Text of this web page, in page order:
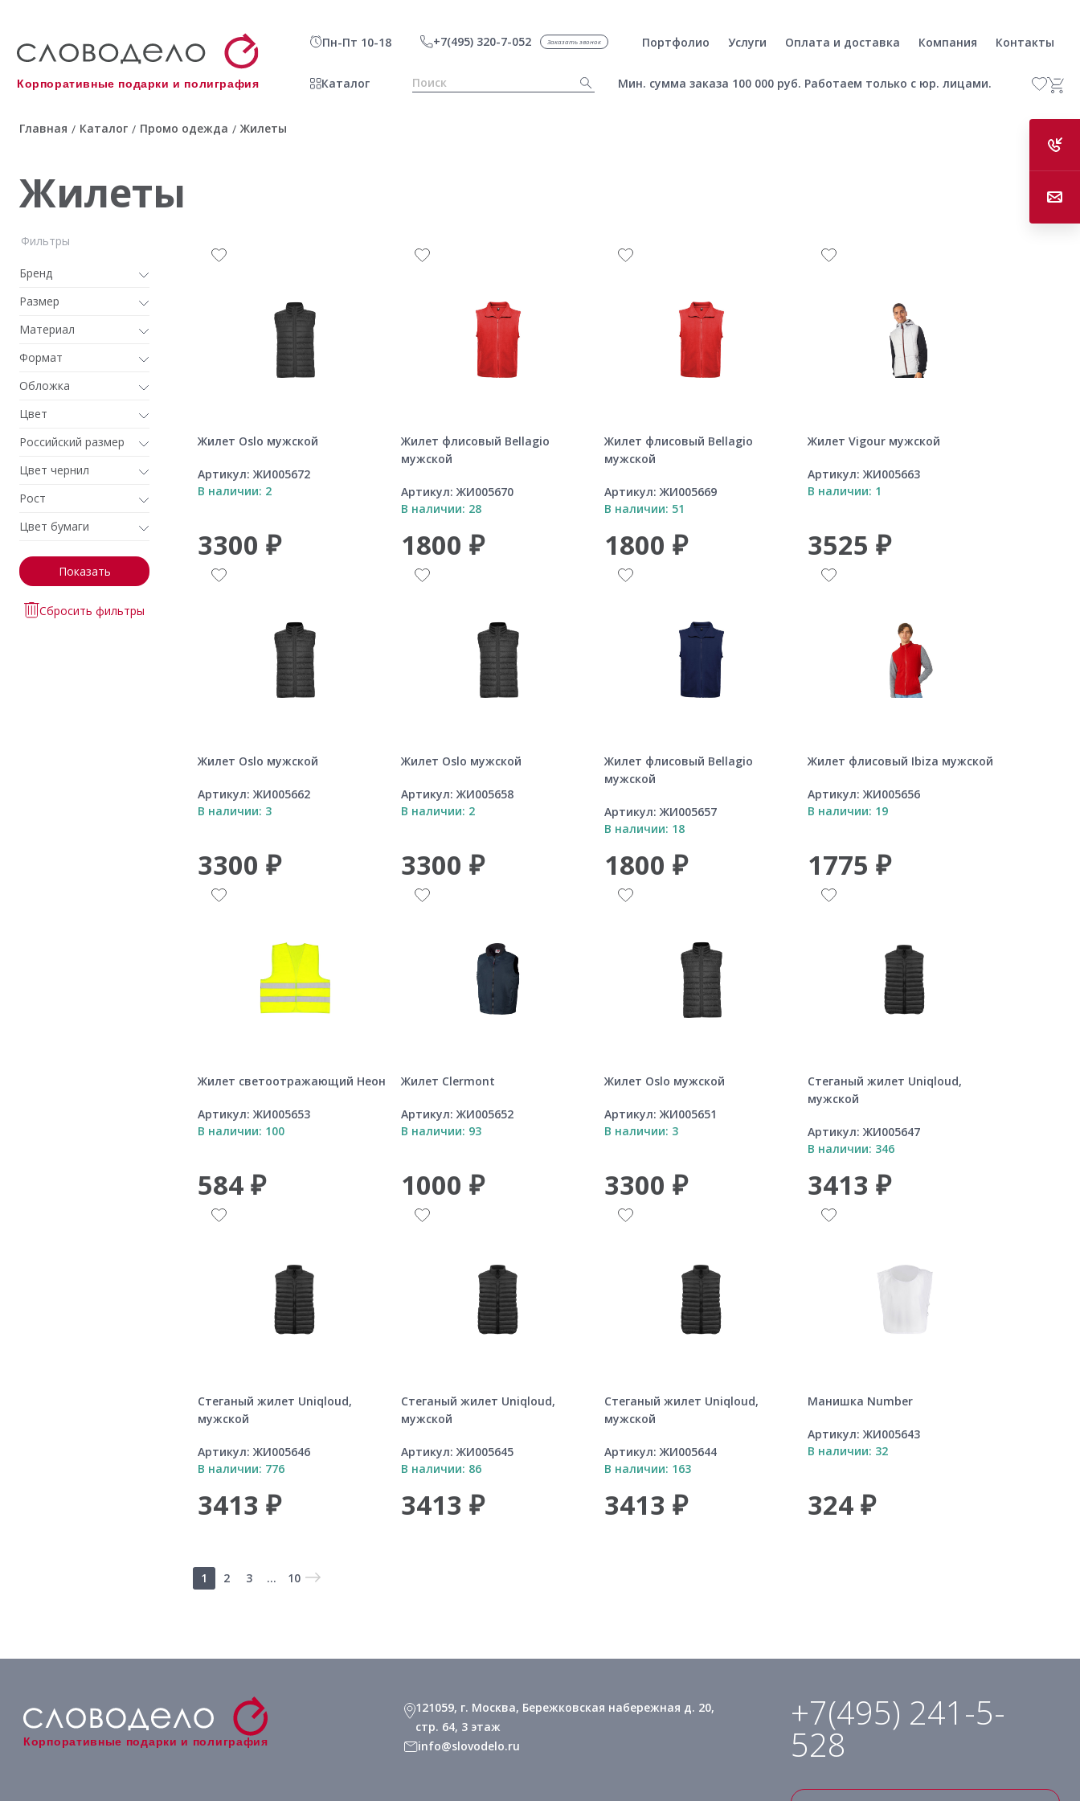
Корпоративные подарки и полиграфия
Пн-Пт 10-18 +7(495) 320-7-052 Заказать звонок Портфолио Услуги Оплата и доставка Компания Контакты
Каталог Мин. сумма заказа 100 000 руб. Работаем только с юр. лицами.
Главная / Каталог / Промо одежда / Жилеты
Жилеты
Фильтры
Бренд
Размер
Материал
Формат
Обложка
Цвет
Российский размер
Цвет чернил
Рост
Цвет бумаги
Показать
Сбросить фильтры
3300 ₽
Жилет Oslo мужской
Артикул:ЖИ005672
В наличии: 2
1800 ₽
Жилет флисовый Bellagio
мужской
Артикул:ЖИ005670
В наличии: 28
1800 ₽
Жилет флисовый Bellagio
мужской
Артикул:ЖИ005669
В наличии: 51
3525 ₽
Жилет Vigour мужской
Артикул:ЖИ005663
В наличии: 1
3300 ₽
Жилет Oslo мужской
Артикул:ЖИ005662
В наличии: 3
3300 ₽
Жилет Oslo мужской
Артикул:ЖИ005658
В наличии: 2
1800 ₽
Жилет флисовый Bellagio
мужской
Артикул:ЖИ005657
В наличии: 18
1775 ₽
Жилет флисовый Ibiza мужской
Артикул:ЖИ005656
В наличии: 19
584 ₽
Жилет светоотражающий Неон
Артикул:ЖИ005653
В наличии: 100
1000 ₽
Жилет Clermont
Артикул:ЖИ005652
В наличии: 93
3300 ₽
Жилет Oslo мужской
Артикул:ЖИ005651
В наличии: 3
3413 ₽
Стеганый жилет Uniqloud,
мужской
Артикул:ЖИ005647
В наличии: 346
3413 ₽
Стеганый жилет Uniqloud,
мужской
Артикул:ЖИ005646
В наличии: 776
3413 ₽
Стеганый жилет Uniqloud,
мужской
Артикул:ЖИ005645
В наличии: 86
3413 ₽
Стеганый жилет Uniqloud,
мужской
Артикул:ЖИ005644
В наличии: 163
324 ₽
Манишка Number
Артикул:ЖИ005643
В наличии: 32
1 2 3 ... 10
Корпоративные подарки и полиграфия
121059, г. Москва, Бережковская набережная д. 20,
стр. 64, 3 этаж
info@slovodelo.ru
+7(495) 241-5-
528